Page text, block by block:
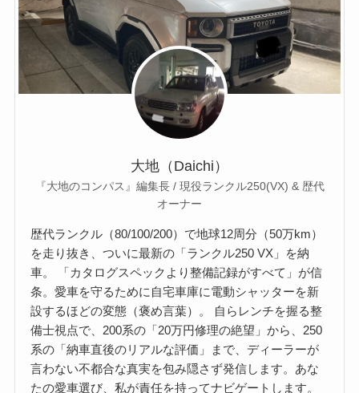
大地（Daichi）
『大地のコンパス』編集長 / 現役ランクル250(VX) & 歴代
オーナー
歴代ランクル（80/100/200）で地球12周分（50万km）
を走り抜き、ついに最新の「ランクル250 VX」を納
車。 「カタログスペックより整備記録がすべて」が信
条。愛車を守るために自宅車庫に電動シャッターを新
設するほどの変態（褒め言葉）。 自らレンチを握る整
備士視点で、200系の「20万円修理の絶望」から、250
系の「納車直後のリアルな評価」まで、ディーラーが
言わない不都合な真実を包み隠さず発信します。あな
たの愛車選び、私が責任を持ってナビゲートします。